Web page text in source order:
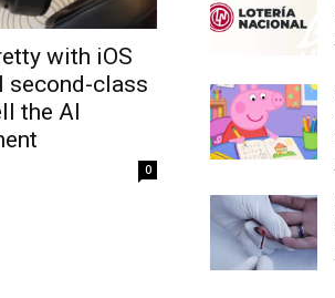
with iOS
second-class
the AI
0